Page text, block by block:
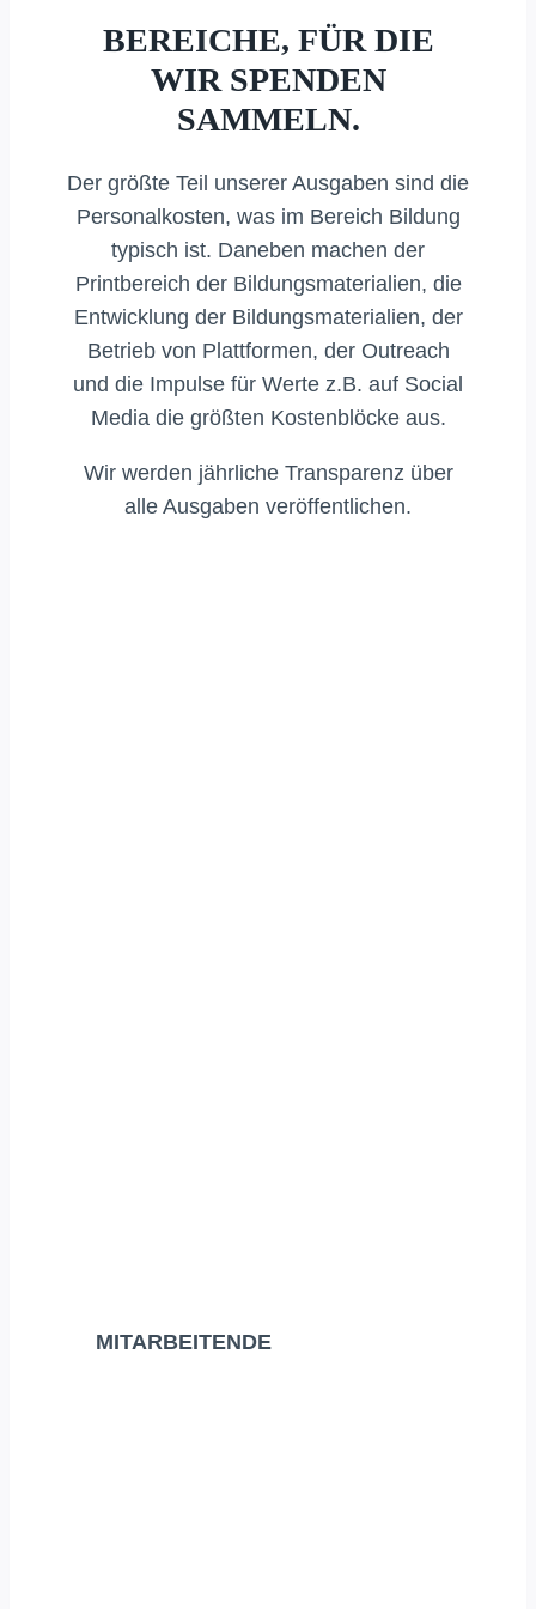
BEREICHE, FÜR DIE
WIR SPENDEN
SAMMELN.
Der größte Teil unserer Ausgaben sind die
Personalkosten, was im Bereich Bildung
typisch ist. Daneben machen der
Printbereich der Bildungsmaterialien, die
Entwicklung der Bildungsmaterialien, der
Betrieb von Plattformen, der Outreach
und die Impulse für Werte z.B. auf Social
Media die größten Kostenblöcke aus.
Wir werden jährliche Transparenz über
alle Ausgaben veröffentlichen.
MITARBEITENDE